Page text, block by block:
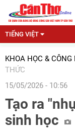
TIẾNG VIỆT
KHOA HỌC & CÔNG
THỨC
15/05/2026 - 10:56
Tạo ra
sinh học